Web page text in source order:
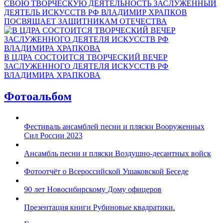
СВОЮ ТВОРЧЕСКУЮ ДЕЯТЕЛЬНОСТЬ ЗАСЛУЖЕННЫЙ
ДЕЯТЕЛЬ ИСКУССТВ РФ ВЛАДИМИР ХРАПКОВ
ПОСВЯЩАЕТ ЗАЩИТНИКАМ ОТЕЧЕСТВА
В ЦДРА СОСТОИТСЯ ТВОРЧЕСКИЙ ВЕЧЕР
ЗАСЛУЖЕННОГО ДЕЯТЕЛЯ ИСКУССТВ РФ
ВЛАДИМИРА ХРАПКОВА
Фотоальбом
Фестиваль ансамблей песни и пляски Вооруженных
Сил России 2023
Ансамбль песни и пляски Воздушно-десантных войск
Фотоотчёт о Всероссийской Ушаковской Беседе
90 лет Новосибирскому Дому офицеров
Презентация книги Рубиновые квадратики.